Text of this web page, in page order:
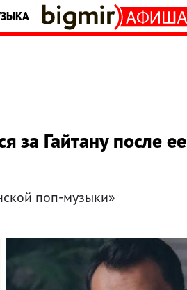
за Гайтану после ее
поп-музыки»